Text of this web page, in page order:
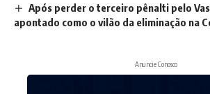
Após perder o terceiro pênalti pelo
apontado como o vilão da eliminação na
Anuncie Conosco